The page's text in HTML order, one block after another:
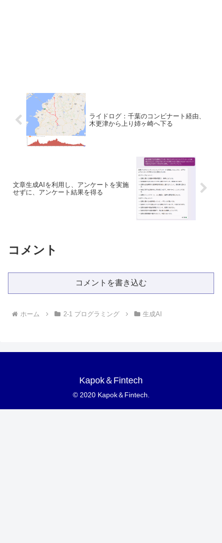
ライドログ：千葉のコンビナート経由、
木更津から上り姉ヶ崎へ下る
文章生成AIを利用し、アンケートを実施
せずに、アンケート結果を得る
コメント
コメントを書き込む
ホーム 2-1 プログラミング 生成AI
Kapok＆Fintech
© 2020 Kapok＆Fintech.